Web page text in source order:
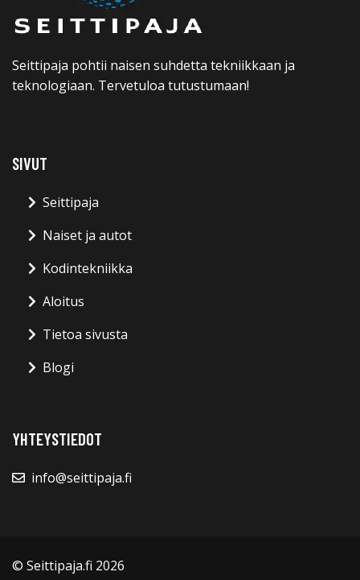
Seittipaja pohtii naisen suhdetta tekniikkaan ja
teknologiaan. Tervetuloa tutustumaan!
SIVUT
Seittipaja
Naiset ja autot
Kodintekniikka
Aloitus
Tietoa sivusta
Blogi
YHTEYSTIEDOT
info@seittipaja.fi
© Seittipaja.fi 2026